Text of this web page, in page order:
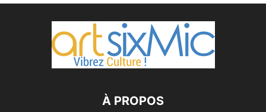
À PROPOS